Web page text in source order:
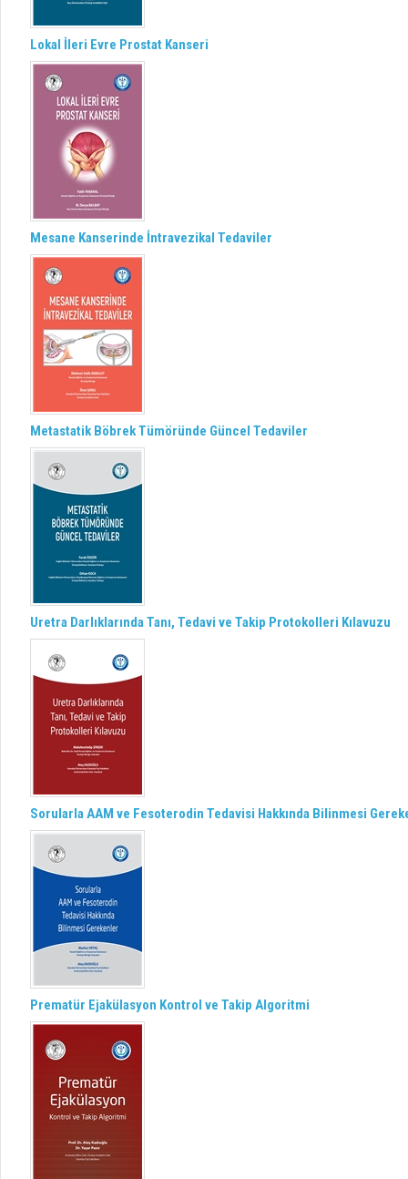
Lokal İleri Evre Prostat Kanseri
Mesane Kanserinde İntravezikal Tedaviler
Metastatik Böbrek Tümöründe Güncel Tedaviler
Uretra Darlıklarında Tanı, Tedavi ve Takip Protokolleri Kılavuzu
Sorularla AAM ve Fesoterodin Tedavisi Hakkında Bilinmesi
Prematür Ejakülasyon Kontrol ve Takip Algoritmi